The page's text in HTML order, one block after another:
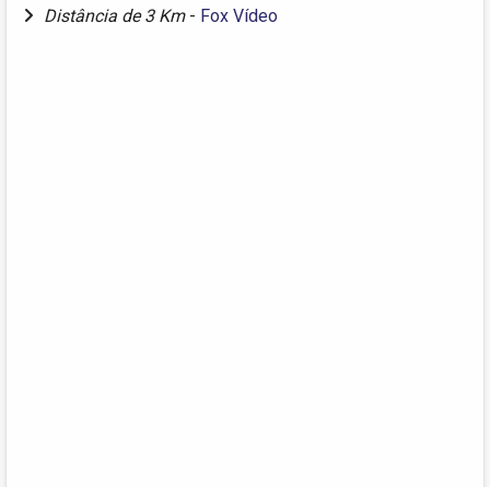
Distância de 3 Km - Fox Vídeo